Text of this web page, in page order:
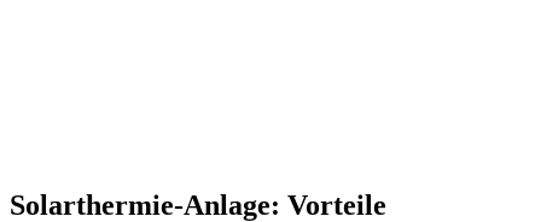
Solarthermie-Anlage: Vorteile